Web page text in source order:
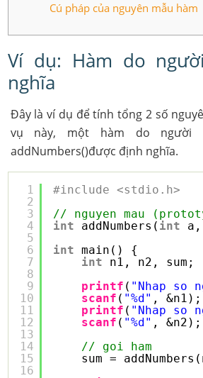
Cú pháp của nguyên mẫu hàm
Ví dụ: Hàm do
nghĩa
Đây là ví dụ để tính tổng 2 số
vụ này, một hàm do người
addNumbers()được định nghĩa.
1
2
3
4
5
6
7
8
9
10
11
12
13
14
15
16
#include <stdio.h>
// nguyen mau
int
addNumbers( int a,
int
main() {
int
n1, n2, sum;
printf ( "Nhap so
scanf ( "%d" , &n1);
printf ( "Nhap so
scanf ( "%d" , &n2);
// goi ham
sum =